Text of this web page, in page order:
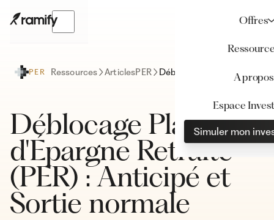
Offres
A propos
Espace
Simuler mon
PER Ressources ArticlesPER Déblocage Plan d'Épargne Retraite (PER) : Anticipé et Sortie normale
Déblocage Plan
d'Épargne Retraite
(PER) : Anticipé et
Sortie normale